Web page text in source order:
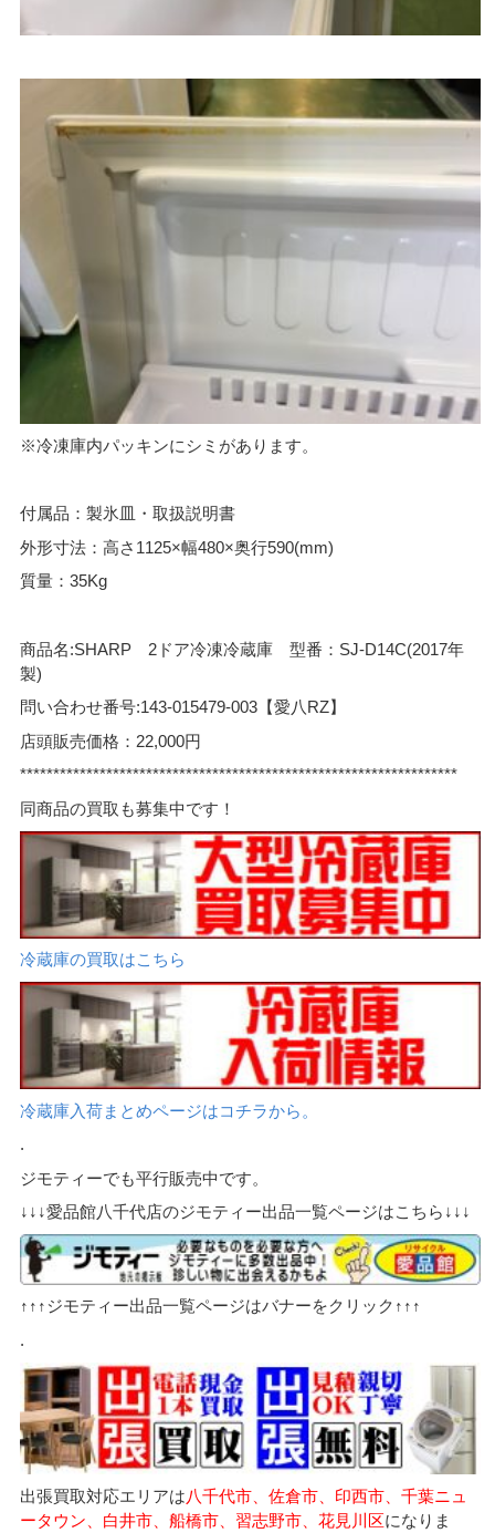
※冷凍庫内パッキンにシミがあります。
付属品：製氷皿・取扱説明書
外形寸法：高さ1125×幅480×奥行590(mm)
質量：35Kg
商品名:SHARP 2ドア冷凍冷蔵庫 型番：SJ-D14C(2017年
製)
問い合わせ番号:143-015479-003【愛八RZ】
店頭販売価格：22,000円
******************************************************************
同商品の買取も募集中です！
冷蔵庫の買取はこちら
冷蔵庫入荷まとめページはコチラから。
.
ジモティーでも平行販売中です。
↓↓↓愛品館八千代店のジモティー出品一覧ページはこちら↓↓↓
↑↑↑ジモティー出品一覧ページはバナーをクリック↑↑↑
.
出張買取対応エリアは八千代市、佐倉市、印西市、千葉ニュ
ータウン、白井市、船橋市、習志野市、花見川区になりま